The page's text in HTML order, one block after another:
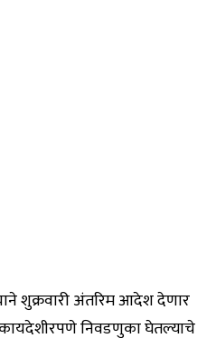
शुक्रवारी अंतरिम आदेश देणार
निवडणुका घेतल्याचे